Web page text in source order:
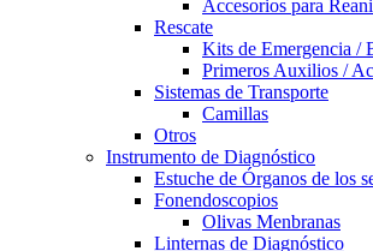
Accesorios para
Rescate
Kits de Emergencia /
Primeros Auxilios /
Sistemas de Transporte
Camillas
Otros
Instrumento de Diagnóstico
Estuche de Órganos de los
Fonendoscopios
Olivas Menbranas
Linternas de Diagnóstico